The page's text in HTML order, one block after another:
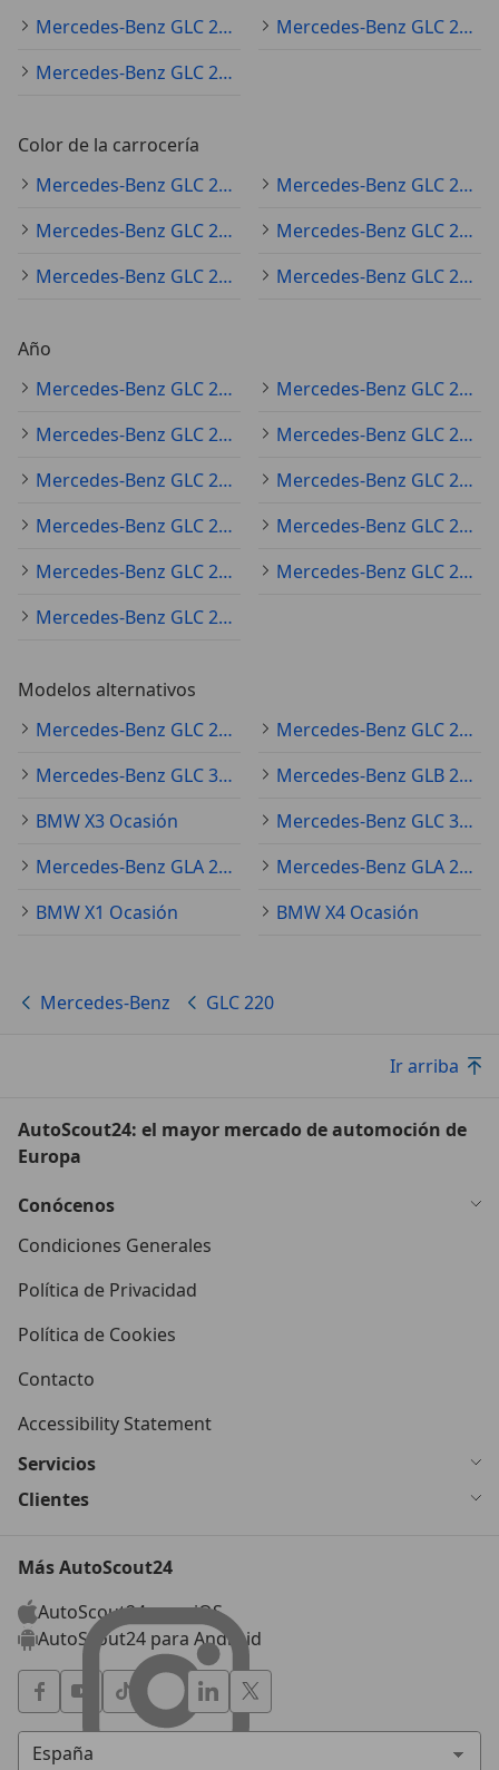
Mercedes-Benz GLC 220 diésel
Mercedes-Benz GLC 220 electro/gasolina
Mercedes-Benz GLC 220 electro/diésel
Color de la carrocería
Mercedes-Benz GLC 220 negro
Mercedes-Benz GLC 220 gris
Mercedes-Benz GLC 220 blanco
Mercedes-Benz GLC 220 azul
Mercedes-Benz GLC 220 plateado
Mercedes-Benz GLC 220 rojo
Año
Mercedes-Benz GLC 220 2022
Mercedes-Benz GLC 220 2020
Mercedes-Benz GLC 220 2019
Mercedes-Benz GLC 220 2021
Mercedes-Benz GLC 220 2018
Mercedes-Benz GLC 220 2023
Mercedes-Benz GLC 220 2025
Mercedes-Benz GLC 220 2017
Mercedes-Benz GLC 220 2016
Mercedes-Benz GLC 220 2024
Mercedes-Benz GLC 220 2015
Modelos alternativos
Mercedes-Benz GLC 250 Ocasión
Mercedes-Benz GLC 200 Ocasión
Mercedes-Benz GLC 300 Ocasión
Mercedes-Benz GLB 200 Ocasión
BMW X3 Ocasión
Mercedes-Benz GLC 350 Ocasión
Mercedes-Benz GLA 200 Ocasión
Mercedes-Benz GLA 250 Ocasión
BMW X1 Ocasión
BMW X4 Ocasión
Mercedes-Benz GLC 220
Ir arriba
AutoScout24: el mayor mercado de automoción de
Europa
Conócenos
Condiciones Generales
Política de Privacidad
Política de Cookies
Contacto
Accessibility Statement
Servicios
Clientes
Más AutoScout24
AutoScout24 para iOS
AutoScout24 para Android